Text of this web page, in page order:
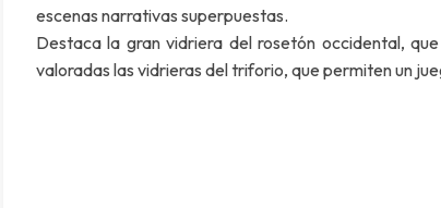
escenas narrativas superpuestas.
Destaca la gran vidriera del rosetón occidental,
valoradas las vidrieras del triforio, que permiten un